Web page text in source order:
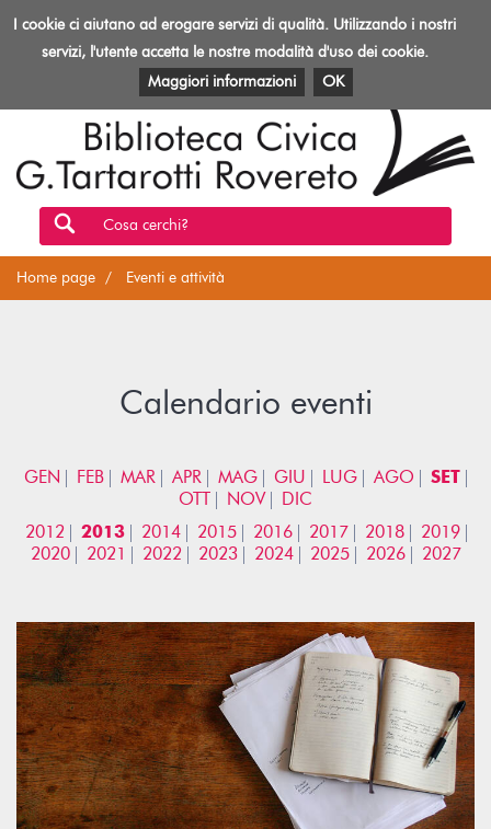
Toggle
Biblioteca
Rovereto
EVENTI E ATTIVITÀ PATRIMONIO E RISORSE
Cosa cerchi?
Home page Eventi e attività
Calendario eventi
GEN FEB MAR APR MAG GIU LUG AGO
SET
OTT
NOV
DIC
2012
2013 2014 2015 2016 2017 2018
2019
2020
2021 2022 2023 2024 2025 2026 2027
I cookie ci aiutano ad erogare servizi di qualità. Utilizzando i nostri
servizi, l'utente accetta le nostre modalità d'uso dei cookie.
Maggiori informazioni
OK